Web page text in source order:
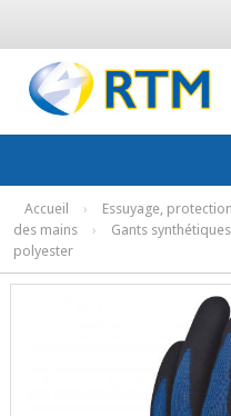
Accueil › Essuyage,
des mains
› Gants
polyester